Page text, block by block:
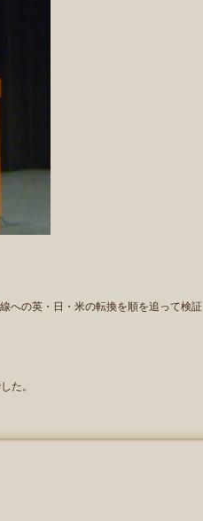
の英・日・米の転換を順を追って検証
た。